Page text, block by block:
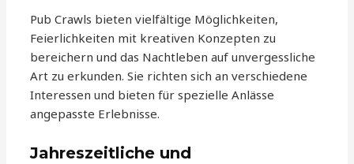
Pub Crawls bieten vielfältige Möglichkeiten,
Feierlichkeiten mit kreativen Konzepten zu
bereichern und das Nachtleben auf unvergessliche
Art zu erkunden. Sie richten sich an verschiedene
Interessen und bieten für spezielle Anlässe
angepasste Erlebnisse.
Jahreszeitliche und